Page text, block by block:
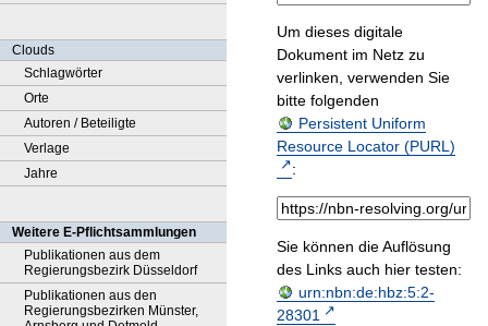
Clouds
Schlagwörter
Orte
Autoren / Beteiligte
Verlage
Jahre
Weitere E-Pflichtsammlungen
Publikationen aus dem
Regierungsbezirk Düsseldorf
Publikationen aus den
Regierungsbezirken Münster,
Um dieses digitale
Dokument im Netz zu
verlinken, verwenden Sie
bitte folgenden
Persistent Uniform
Resource Locator (PURL)
:
Sie können die Auflösung
des Links auch hier testen:
urn:nbn:de:hbz:5:2-
28301